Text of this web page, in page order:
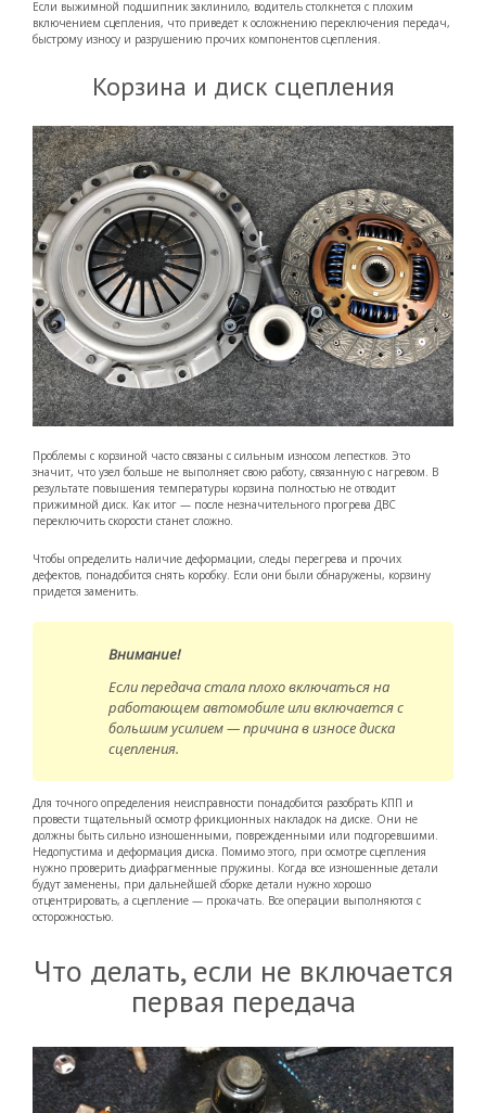
Если выжимной подшипник заклинило, водитель столкнется с плохим
включением сцепления, что приведет к осложнению переключения передач,
быстрому износу и разрушению прочих компонентов сцепления.
Корзина и диск сцепления
Проблемы с корзиной часто связаны с сильным износом лепестков. Это
значит, что узел больше не выполняет свою работу, связанную с нагревом. В
результате повышения температуры корзина полностью не отводит
прижимной диск. Как итог — после незначительного прогрева ДВС
переключить скорости станет сложно.
Чтобы определить наличие деформации, следы перегрева и прочих
дефектов, понадобится снять коробку. Если они были обнаружены, корзину
придется заменить.
Внимание!
Если передача стала плохо включаться на
работающем автомобиле или включается с
большим усилием — причина в износе диска
сцепления.
Для точного определения неисправности понадобится разобрать КПП и
провести тщательный осмотр фрикционных накладок на диске. Они не
должны быть сильно изношенными, поврежденными или подгоревшими.
Недопустима и деформация диска. Помимо этого, при осмотре сцепления
нужно проверить диафрагменные пружины. Когда все изношенные детали
будут заменены, при дальнейшей сборке детали нужно хорошо
отцентрировать, а сцепление — прокачать. Все операции выполняются с
осторожностью.
Что делать, если не включается
первая передача